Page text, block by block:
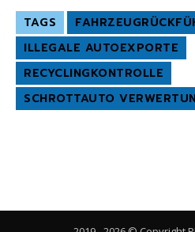
TAGS
ILLEGALE AUTOEXPORTE
RECYCLINGKONTROLLE
SCHROTTAUTO